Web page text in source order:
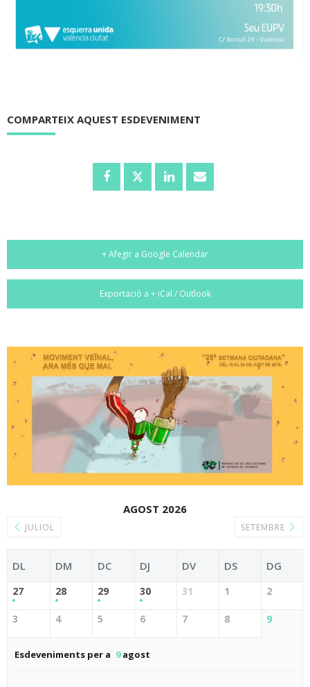
COMPARTEIX AQUEST ESDEVENIMENT
+ Afegir a Google Calendar
Exportació a + iCal / Outlook
JULIOL
AGOST 2026
SETEMBRE
DL DM DC DJ DV DS DG
27 28 29 30 31 1 2
3 4 5 6 7 8 9
Esdeveniments per a 9agost